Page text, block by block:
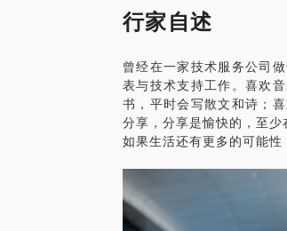
P.S. 在见面之前请告诉
时的培训积累下来的
价值专家MVP。
项目管理是需要需要从
使用project进行项目管
理论在前软件在后，二
Project中如何进行资源
项目状态进行更新；
PS.在选择与我见面前
题。请把你的问题提前
面。
行家自述
曾经在一家技术服务公司
表与技术支持工作。喜欢
书，平时会写散文和诗；
分享，分享是愉快的，至少
如果生活还有更多的可能性